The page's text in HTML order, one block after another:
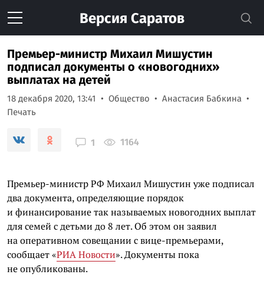
Версия Саратов
Премьер-министр Михаил Мишустин
подписал документы о «новогодних»
выплатах на детей
18 декабря 2020, 13:41 Общество
Анастасия Бабкина
Печать
1 1164
Премьер-министр РФ Михаил Мишустин уже подписал
два документа, определяющие порядок
и финансирование так называемых новогодних выплат
для семей с детьми до 8 лет. Об этом он заявил
на оперативном совещании с вице-премьерами,
сообщает «РИА Новости». Документы пока
не опубликованы.